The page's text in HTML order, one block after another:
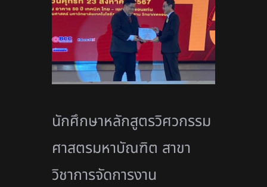
นักศึกษาหลักสูตรวิศวกรรม
ศาสตรมหาบัณฑิต สาขา
วิชาการจัดการงาน